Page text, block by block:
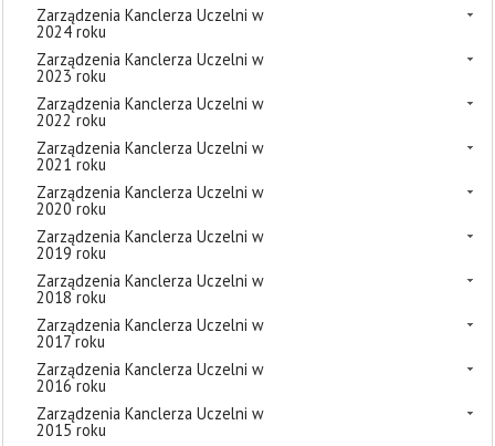
Zarządzenia Kanclerza Uczelni w
2024 roku
Zarządzenia Kanclerza Uczelni w
2023 roku
Zarządzenia Kanclerza Uczelni w
2022 roku
Zarządzenia Kanclerza Uczelni w
2021 roku
Zarządzenia Kanclerza Uczelni w
2020 roku
Zarządzenia Kanclerza Uczelni w
2019 roku
Zarządzenia Kanclerza Uczelni w
2018 roku
Zarządzenia Kanclerza Uczelni w
2017 roku
Zarządzenia Kanclerza Uczelni w
2016 roku
Zarządzenia Kanclerza Uczelni w
2015 roku